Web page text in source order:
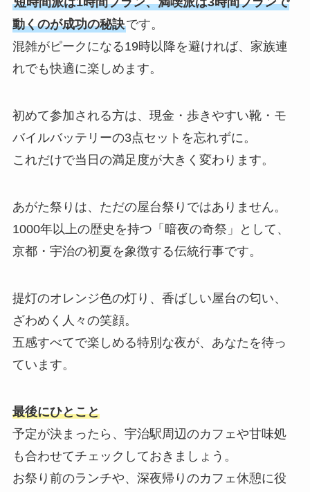
動くのが成功の秘訣です。
混雑がピークになる19時以降を避ければ、家族連
れでも快適に楽しめます。
初めて参加される方は、現金・歩きやすい靴・モ
バイルバッテリーの3点セットを忘れずに。
これだけで当日の満足度が大きく変わります。
あがた祭りは、ただの屋台祭りではありません。
1000年以上の歴史を持つ「暗夜の奇祭」として、
京都・宇治の初夏を象徴する伝統行事です。
提灯のオレンジ色の灯り、香ばしい屋台の匂い、
ざわめく人々の笑顔。
五感すべてで楽しめる特別な夜が、あなたを待っ
ています。
最後にひとこと
予定が決まったら、宇治駅周辺のカフェや甘味処
も合わせてチェックしておきましょう。
お祭り前のランチや、深夜帰りのカフェ休憩に役